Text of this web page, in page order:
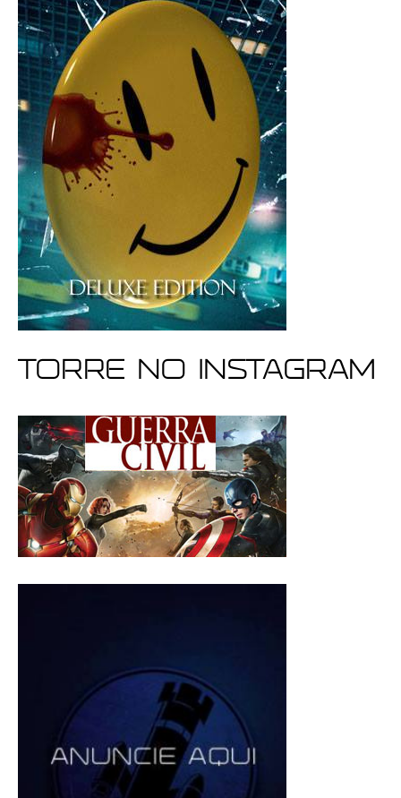
Torre no Instagram